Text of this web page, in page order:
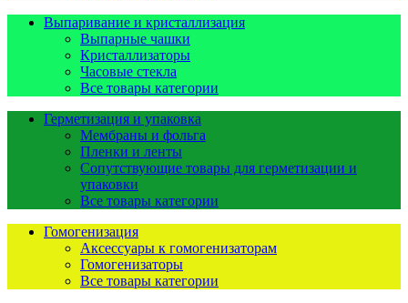
Выпаривание и кристаллизация
Выпарные чашки
Кристаллизаторы
Часовые стекла
Все товары категории
Герметизация и упаковка
Мембраны и фольга
Пленки и ленты
Сопутствующие товары для герметизации и
упаковки
Все товары категории
Гомогенизация
Аксессуары к гомогенизаторам
Гомогенизаторы
Все товары категории